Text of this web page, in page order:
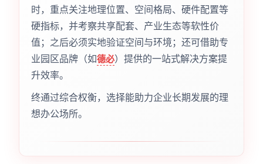
时，重点关注地理位置、空间格局、硬件配置等
硬指标，并考察共享配套、产业生态等软性价
值；之后必须实地验证空间与环境；还可借助专
业园区品牌（如德必）提供的一站式解决方案提
升效率。
终通过综合权衡，选择能助力企业长期发展的理
想办公场所。